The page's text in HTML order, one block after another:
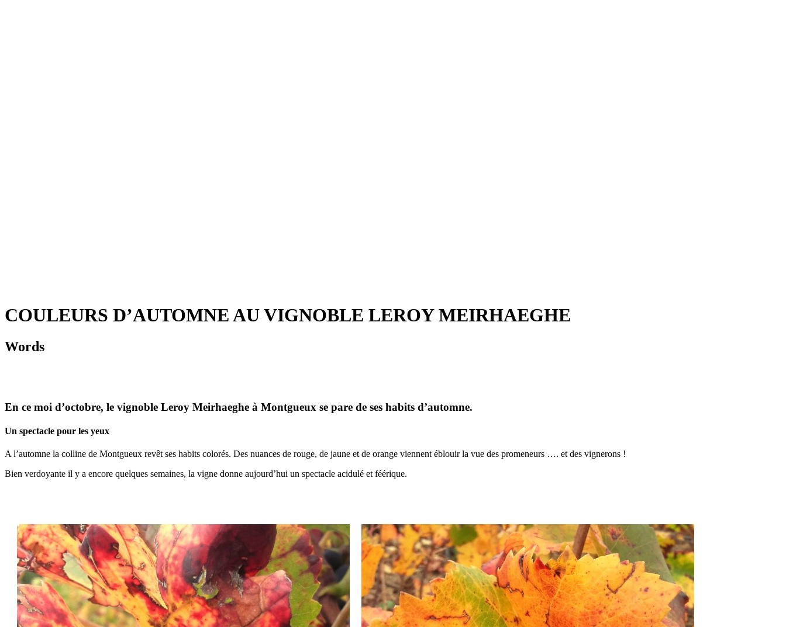
COULEURS D’AUTOMNE AU VIGNOBLE LEROY MEIRHAEGHE
Words
En ce moi d’octobre, le vignoble Leroy Meirhaeghe à Montgueux se pare de ses habits d’automne.
Un spectacle pour les yeux
A l’automne la colline de Montgueux revêt ses habits colorés. Des nuances de rouge, de jaune et de orange viennent éblouir la vue des promeneurs …. et des vignerons !
Bien verdoyante il y a encore quelques semaines, la vigne donne aujourd’hui un spectacle acidulé et féérique.